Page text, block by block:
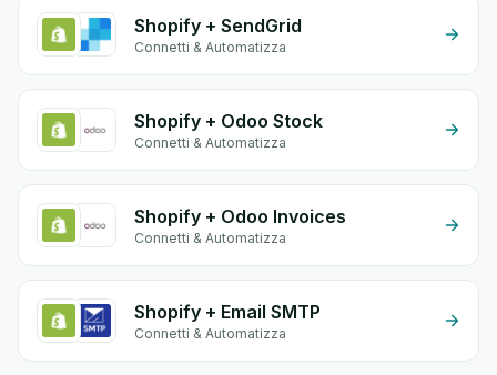
Shopify + SendGrid
Connetti & Automatizza
Shopify + Odoo Stock
Connetti & Automatizza
Shopify + Odoo Invoices
Connetti & Automatizza
Shopify + Email SMTP
Connetti & Automatizza